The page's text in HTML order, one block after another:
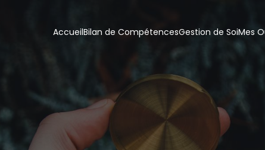
AccueilBilan de CompétencesGestion de SoiMes